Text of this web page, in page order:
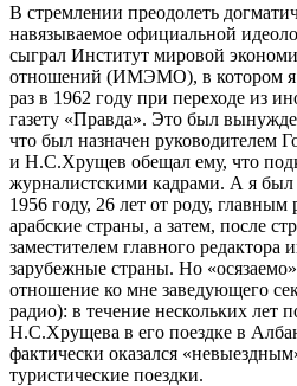
В стремлении преодолеть
навязываемое официальной
сыграл Институт мировой
отношений (ИМЭМО), в котором я
раз в 1962 году при переходе из
газету «Правда». Это был
что был назначен руководителем
и Н.С.Хрущев обещал ему, что
журналистскими кадрами. А я был
1956 году, 26 лет от роду,
арабские страны, а затем, после
заместителем главного редактора
зарубежные страны. Но
отношение ко мне заведующего
радио): в течение нескольких лет
Н.С.Хрущева в его поездке в
фактически оказался
туристические поездки.